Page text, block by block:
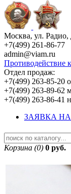
Москва, ул. Радио,
+7(499) 261-86-77
admin@viam.ru
Противодействие
Отдел продаж:
+7(499) 263-85-20
+7(499) 263-89-62
+7(499) 263-86-41
ЗАЯВКА
Корзина (0) 0 руб.